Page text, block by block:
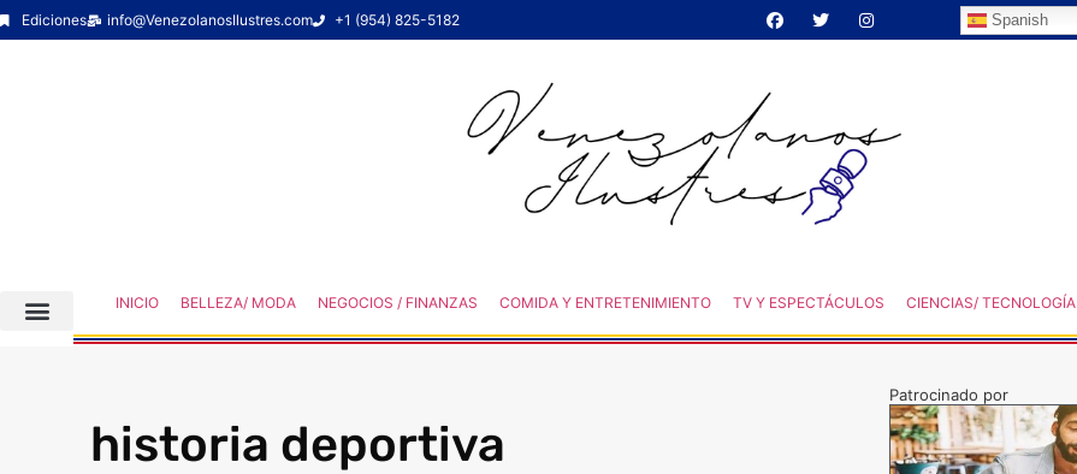
Ediciones info@VenezolanosIlustres.com +1 (954) 825-5182 Spanish
INICIO BELLEZA/ MODA NEGOCIOS / FINANZAS COMIDA Y ENTRETENIMIENTO TV Y ESPECTÁCULOS CIENCIAS/ TECNOLOGÍA
historia deportiva
Patrocinado por